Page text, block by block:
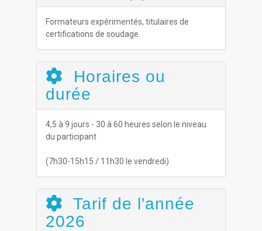
Formateurs expérimentés, titulaires de
certifications de soudage.
Horaires ou
durée
4,5 à 9 jours - 30 à 60 heures selon le niveau
du participant
(7h30-15h15 / 11h30 le vendredi)
Tarif de l'année
2026